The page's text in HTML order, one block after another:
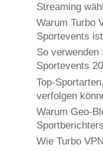
Streaming
Warum Turbo
Sportevents ist
So verwenden
Sportevents
Top-
verfolgen
Warum Geo-
Wie Turbo